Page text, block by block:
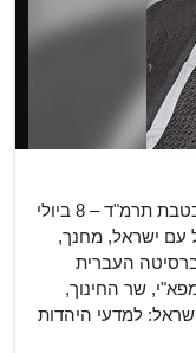
בן-ציון דִינוּר (דינבּוּרג) (2 בינואר 1884, ג' בטבת תרמ"ד – 8 ביולי
עם ישראל, מחנך,
העברית
שר החינוך,
למדעי היהדות